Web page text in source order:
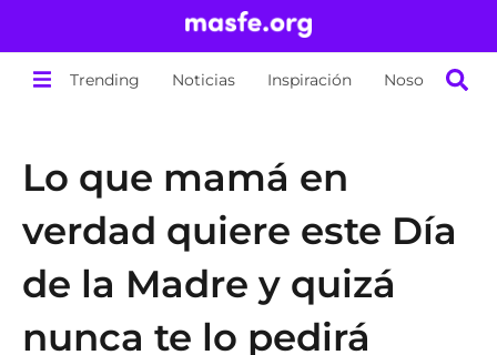
Trending Noticias Inspiración Nosotros
Lo que mamá en
verdad quiere este Día
de la Madre y quizá
nunca te lo pedirá